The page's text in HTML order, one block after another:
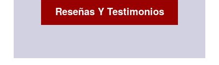
Reseñas Y Testimonios